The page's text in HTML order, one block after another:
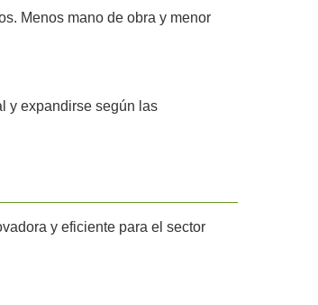
Menos mano de obra y menor
y expandirse según las
y eficiente para el sector